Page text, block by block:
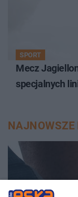
SPORT
Mecz
specjalnych
NAJNOWSZE